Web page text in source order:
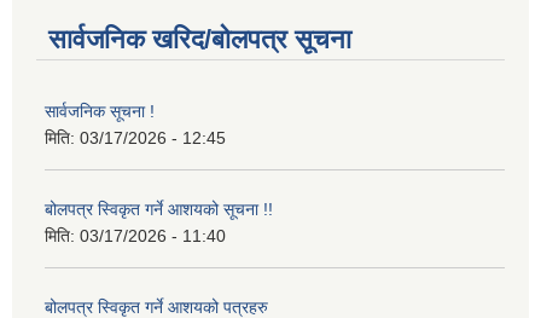
सार्वजनिक खरिद/बोलपत्र सूचना
सार्वजनिक सूचना !
मिति: 03/17/2026 - 12:45
बोलपत्र स्विकृत गर्ने आशयको सूचना !!
मिति: 03/17/2026 - 11:40
बोलपत्र स्विकृत गर्ने आशयको पत्रहरु